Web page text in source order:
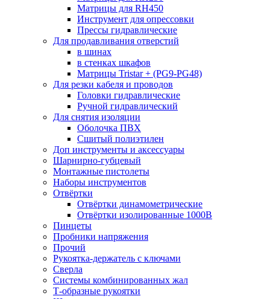
Матрицы для RH450
Инструмент для опрессовки
Прессы гидравлические
Для продавливания отверстий
в шинах
в стенках шкафов
Матрицы Tristar + (PG9-PG48)
Для резки кабеля и проводов
Головки гидравлические
Ручной гидравлический
Для снятия изоляции
Оболочка ПВХ
Сшитый полиэтилен
Доп инструменты и аксессуары
Шарнирно-губцевый
Монтажные пистолеты
Наборы инструментов
Отвёртки
Отвёртки динамометрические
Отвёртки изолированные 1000В
Пинцеты
Пробники напряжения
Прочий
Рукоятка-держатель с ключами
Сверла
Системы комбинированных жал
Т-образные рукоятки